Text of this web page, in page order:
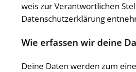
weis zur Ver­ant­wort­li­chen
Daten­schutz­er­klä­rung
Wie erfas­sen wir dei­ne
Dei­ne Daten wer­den zum